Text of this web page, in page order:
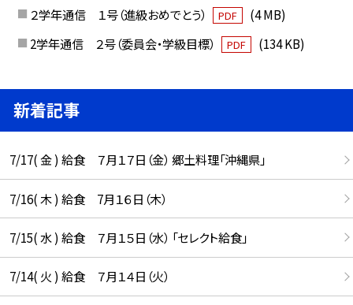
２学年通信 １号（進級おめでとう）
PDF
(4 MB)
2学年通信 ２号（委員会・学級目標）
PDF (134 KB)
新着記事
7/17( 金 ) 給食 ７月１７日（金） 郷土料理「沖縄県」
7/16( 木 ) 給食 7月１６日（木）
7/15( 水 ) 給食 ７月１５日（水） 「セレクト給食」
7/14( 火 ) 給食 ７月１４日（火）